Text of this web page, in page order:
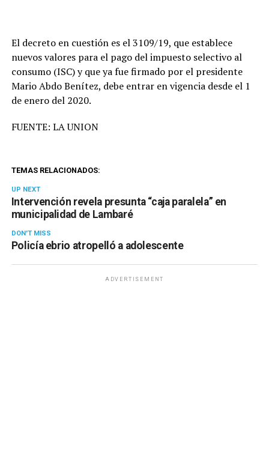
El decreto en cuestión es el 3109/19, que establece
nuevos valores para el pago del impuesto selectivo al
consumo (ISC) y que ya fue firmado por el presidente
Mario Abdo Benítez, debe entrar en vigencia desde el 1
de enero del 2020.
FUENTE: LA UNION
TEMAS RELACIONADOS:
UP NEXT
Intervención revela presunta “caja paralela” en
municipalidad de Lambaré
DON'T MISS
Policía ebrio atropelló a adolescente
ADVERTISEMENT